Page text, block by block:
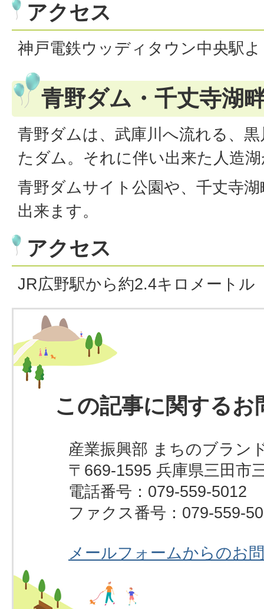
アクセス
神戸電鉄ウッディタウン中央駅
青野ダム・千丈寺湖
青野ダムは、武庫川へ流れる、
たダム。それに伴い出来た人造
青野ダムサイト公園や、千丈寺
出来ます。
アクセス
JR広野駅から約2.4キロメートル
この記事に関するお
産業振興部 まちのブラン
〒669-1595 兵庫県三田市
電話番号：079-559-5012
ファクス番号：079-559-
メールフォームからのお